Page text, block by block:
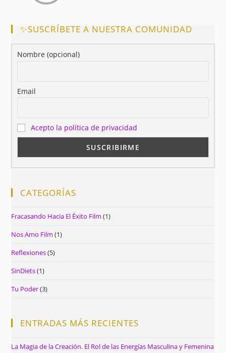
✨SUSCRÍBETE A NUESTRA COMUNIDAD
Nombre (opcional)
Email
Acepto la política de privacidad
CATEGORÍAS
Fracasando Hacia El Éxito Film (1)
Nos Amo Film (1)
Reflexiones(5)
SinDiets(1)
Tu Poder(3)
ENTRADAS MÁS RECIENTES
La Magia de la Creación. El Rol de las Energías Masculina y Femenina